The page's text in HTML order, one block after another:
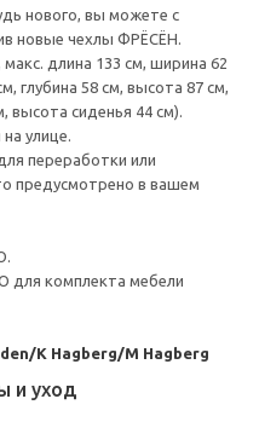
нового, вы можете с
новые чехлы ФРЁСЁН.
длина 133 см, ширина 62
глубина 58 см, высота 87 см,
высота сиденья 44 см).
улице.
переработки или
предусмотрено в вашем
комплекта мебели
K Hagberg/M Hagberg
и уход